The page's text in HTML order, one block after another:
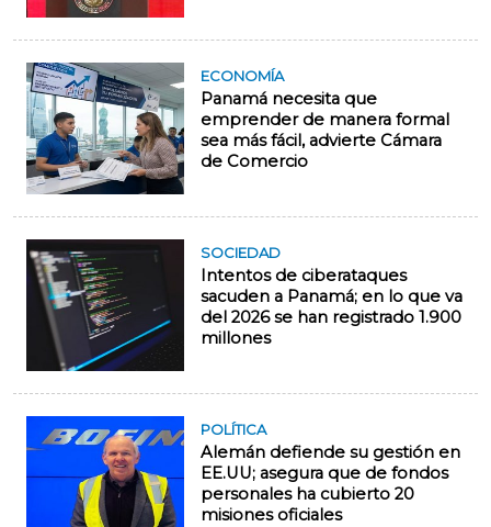
ECONOMÍA
Panamá necesita que
emprender de manera formal
sea más fácil, advierte Cámara
de Comercio
SOCIEDAD
Intentos de ciberataques
sacuden a Panamá; en lo que va
del 2026 se han registrado 1.900
millones
POLÍTICA
Alemán defiende su gestión en
EE.UU; asegura que de fondos
personales ha cubierto 20
misiones oficiales